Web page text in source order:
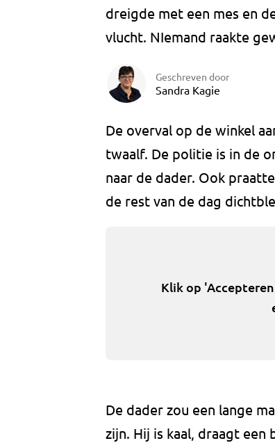
dreigde met een mes en
vlucht. NIemand raakte
Geschreven door
Sandra Kagie
De overval op de winkel
twaalf. De politie is in de
naar de dader. Ook
de rest van de dag
Klik op
De dader zou een lange
zijn. Hij is kaal, draagt een